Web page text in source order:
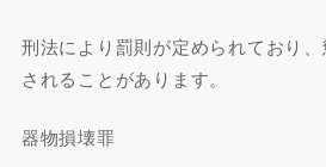
刑法により罰則が定められており
されることがあります。
器物損壊罪